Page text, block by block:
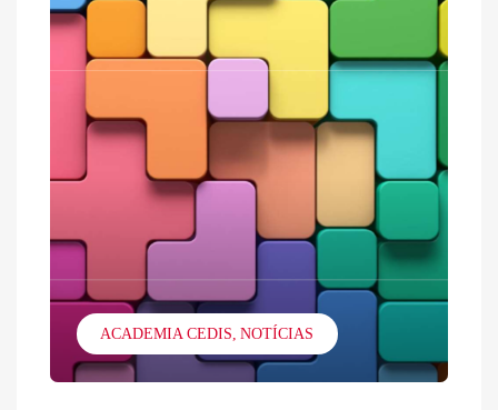
ACADEMIA CEDIS NOTÍCIAS